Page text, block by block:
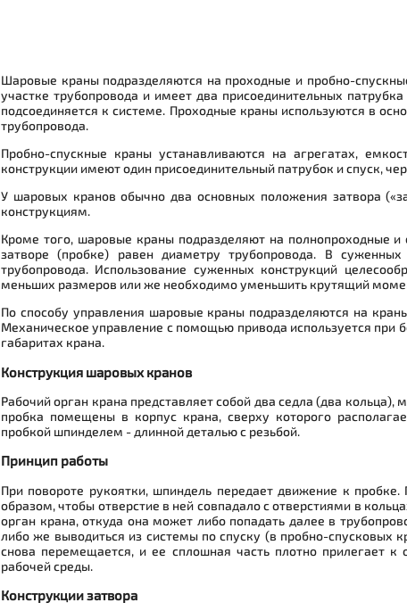
Шаровые краны подразделяются на проходные и пробно-
участке трубопровода и имеет два присоединительных
подсоединяется к системе. Проходные краны используются в
трубопровода.
Пробно-спускные краны устанавливаются на агрегатах,
конструкции имеют один присоединительный патрубок и спуск,
У шаровых кранов обычно два основных положения затвора
конструкциям.
Кроме того, шаровые краны подразделяют на полнопроходные
затворе (пробке) равен диаметру трубопровода. В
трубопровода. Использование суженных конструкций
меньших размеров или же необходимо уменьшить крутящий
По способу управления шаровые краны подразделяются на
Механическое управление с помощью привода используется при
габаритах крана.
Конструкция шаровых кранов
Рабочий орган крана представляет собой два седла (два
пробка помещены в корпус крана, сверху которого
пробкой шпинделем - длинной деталью с резьбой.
Принцип работы
При повороте рукоятки, шпиндель передает движение к пробке.
образом, чтобы отверстие в ней совпадало с отверстиями в
орган крана, откуда она может либо попадать далее в
либо же выводиться из системы по спуску (в пробно-спусковых
снова перемещается, и ее сплошная часть плотно прилегает
рабочей среды.
Конструкции затвора